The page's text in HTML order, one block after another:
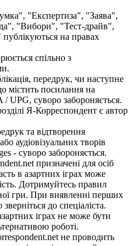
"Експертиза", "Заява",
"Вибори", "Тест-драйв",
на правах
спільно з
передрук, чи наступне
містить посилання на
/ UPG, суворо забороняється.
Я-Корреспондент є автор
та відтворення
аудіовізуальних творів
- суворо забороняється.
призначені для осіб
в азартних іграх може
Дотримуйтесь правил
гри. При виявленні перших
до спеціаліста.
іграх не може бути
роботі.
не проводить